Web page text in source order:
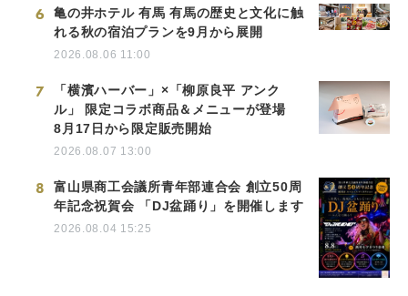
6
亀の井ホテル 有馬 有馬の歴史と文化に触
れる秋の宿泊プランを9月から展開
2026.08.06 11:00
7
「横濱ハーバー」×「柳原良平 アンク
ル」 限定コラボ商品＆メニューが登場
8月17日から限定販売開始
2026.08.07 13:00
8
富山県商工会議所青年部連合会 創立50周
年記念祝賀会 「DJ盆踊り」を開催します
2026.08.04 15:25